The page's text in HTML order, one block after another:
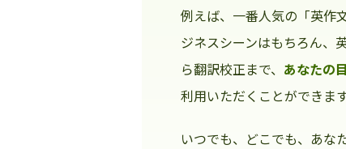
例えば、一番人気の「英作
ジネスシーンはもちろん、
ら翻訳校正まで、 あなたの
利用いただくことができます
いつでも、どこでも、あな